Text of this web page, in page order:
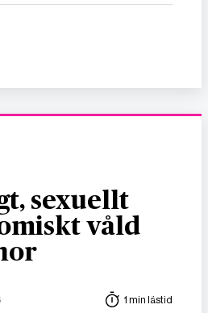
sexuellt
våld
1 min lästid